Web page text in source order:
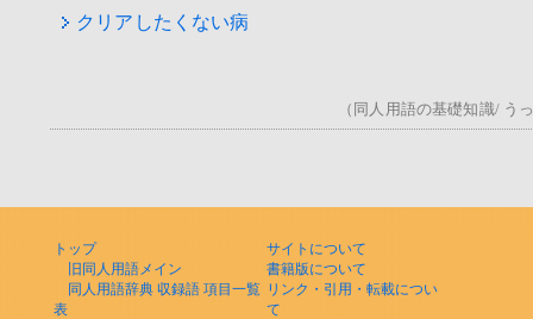
クリアしたくない病
（同人用語の基礎知識/ う
トップ
旧同人用語メイン
同人用語辞典 収録語 項目一覧
表
サイトについて
書籍版について
リンク・引用・転載につい
て